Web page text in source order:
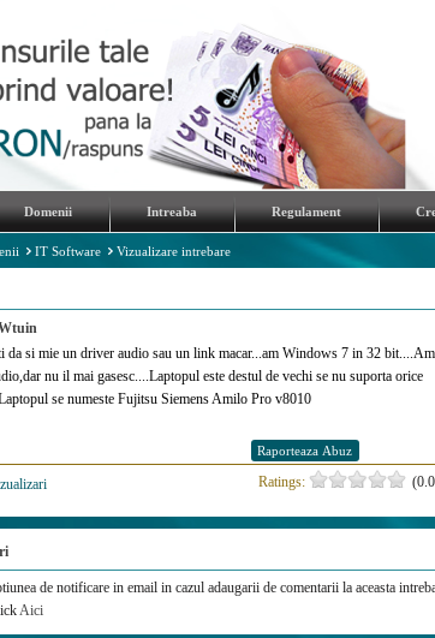
Domenii Intreaba Regulament
IT Software Vizualizare intrebare
da si mie un driver audio sau un link macar...am Windows 7 in 32
nu il mai gasesc....Laptopul este destul de vechi se nu suporta orice
se numeste Fujitsu Siemens Amilo Pro v8010
Ratings:
de notificare in email in cazul adaugarii de comentarii la aceasta
Aici